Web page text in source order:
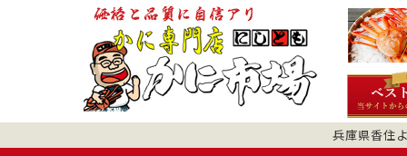
兵庫県香住